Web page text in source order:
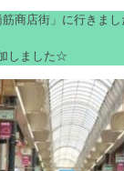
商店街」に行きまし
しました☆